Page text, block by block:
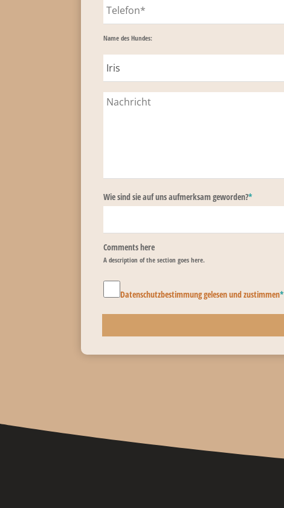
Name des Hundes:
Wie sind sie auf uns aufmerksam geworden?*
Comments here
A description of the section goes here.
Datenschutzbestimmung gelesen und zustimmen*